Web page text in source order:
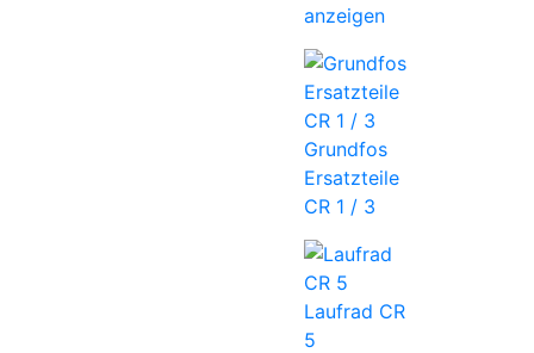
anzeigen
Grundfos
Ersatzteile
CR 1 / 3
Laufrad CR
5